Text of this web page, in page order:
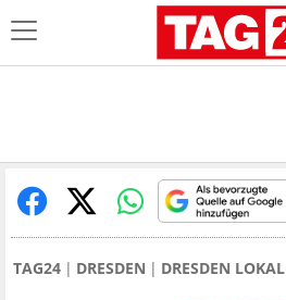
TAG24 DRESDEN DRESDEN LOKAL